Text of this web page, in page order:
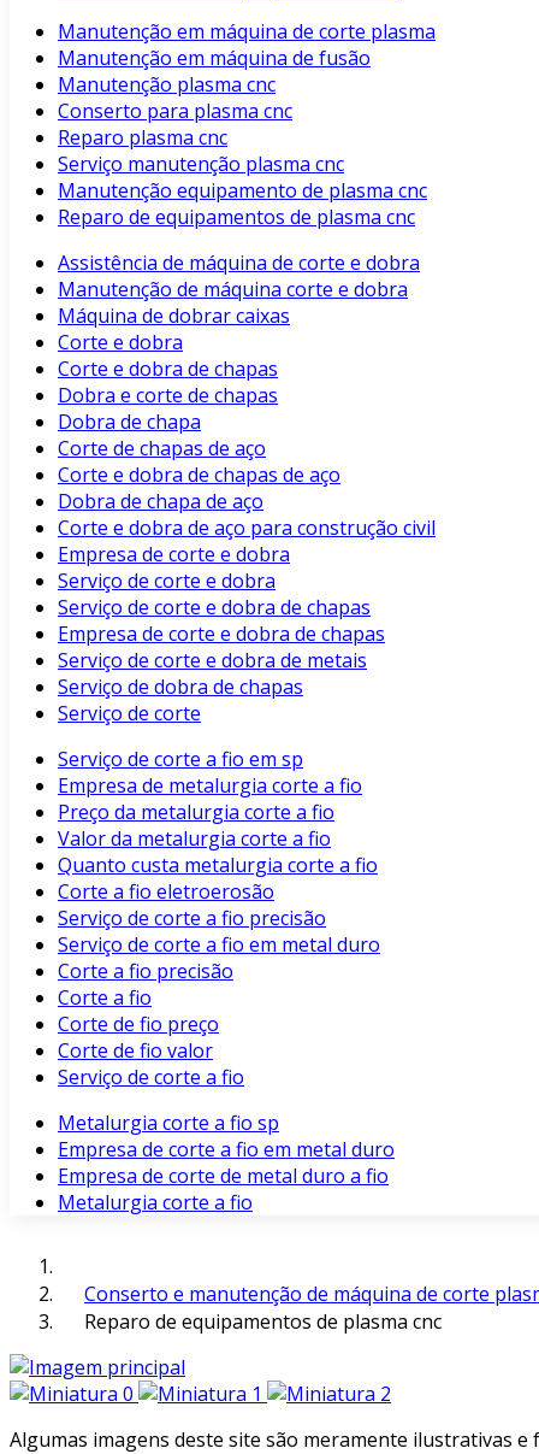
Manutenção em máquina de corte plasma
Manutenção em máquina de fusão
Manutenção plasma cnc
Conserto para plasma cnc
Reparo plasma cnc
Serviço manutenção plasma cnc
Manutenção equipamento de plasma cnc
Reparo de equipamentos de plasma cnc
Assistência de máquina de corte e dobra
Manutenção de máquina corte e dobra
Máquina de dobrar caixas
Corte e dobra
Corte e dobra de chapas
Dobra e corte de chapas
Dobra de chapa
Corte de chapas de aço
Corte e dobra de chapas de aço
Dobra de chapa de aço
Corte e dobra de aço para construção civil
Empresa de corte e dobra
Serviço de corte e dobra
Serviço de corte e dobra de chapas
Empresa de corte e dobra de chapas
Serviço de corte e dobra de metais
Serviço de dobra de chapas
Serviço de corte
Serviço de corte a fio em sp
Empresa de metalurgia corte a fio
Preço da metalurgia corte a fio
Valor da metalurgia corte a fio
Quanto custa metalurgia corte a fio
Corte a fio eletroerosão
Serviço de corte a fio precisão
Serviço de corte a fio em metal duro
Corte a fio precisão
Corte a fio
Corte de fio preço
Corte de fio valor
Serviço de corte a fio
Metalurgia corte a fio sp
Empresa de corte a fio em metal duro
Empresa de corte de metal duro a fio
Metalurgia corte a fio
Conserto e manutenção de máquina de corte
Reparo de equipamentos de plasma cnc
Algumas imagens deste site são meramente ilustrativas